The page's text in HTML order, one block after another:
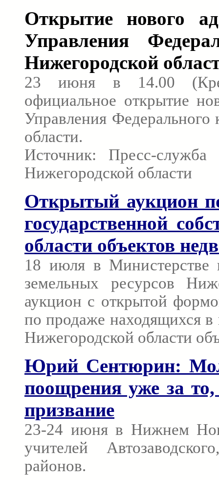
Открытие нового
Управления
Нижегородской
23 июня в 14.00
официальное открытие
Управления Федерального
области.
Источник: Пресс-служба
Нижегородской области
Открытый аукцион
государственной
области объектов
18 июля в Министерстве
земельных ресурсов
аукцион с открытой
по продаже находящихся в
Нижегородской области
Юрий Сентюрин:
поощрения уже за
призвание
23-24 июня в Нижнем
учителей
районов.